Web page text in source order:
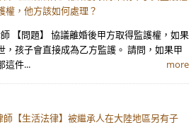
權，他方該如何處理？
【問題】 協議離婚後甲方取得監護權，如果
，孩子會直接成為乙方監護。 請問，如果甲
這件...
more
【生活法律】被繼承人在大陸地區另有子